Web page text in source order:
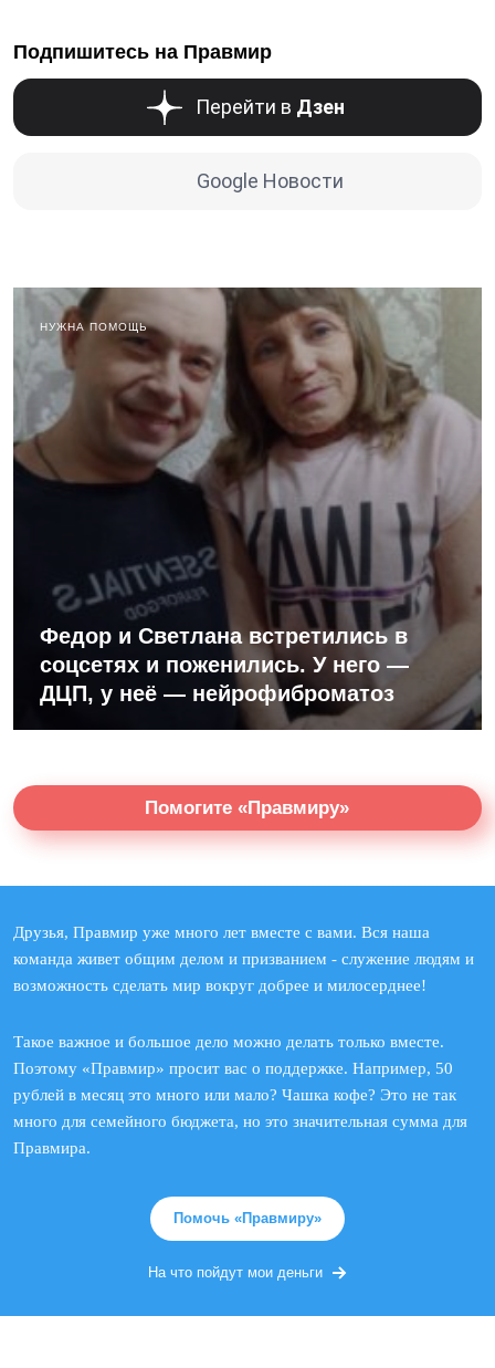
Подпишитесь на Правмир
Перейти в Дзен
Google Новости
НУЖНА ПОМОЩЬ
Федор и Светлана встретились в
соцсетях и поженились. У него —
ДЦП, у неё — нейрофиброматоз
Помогите «Правмиру»
Друзья, Правмир уже много лет вместе с вами. Вся наша
команда живет общим делом и призванием - служение людям и
возможность сделать мир вокруг добрее и милосерднее!
Такое важное и большое дело можно делать только вместе.
Поэтому «Правмир» просит вас о поддержке. Например, 50
рублей в месяц это много или мало? Чашка кофе? Это не так
много для семейного бюджета, но это значительная сумма для
Правмира.
Помочь «Правмиру»
На что пойдут мои деньги